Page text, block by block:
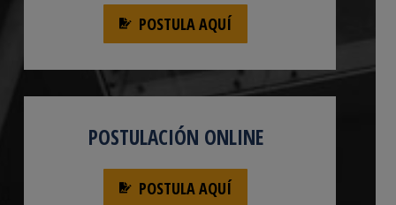
POSTULA AQUÍ
POSTULACIÓN ONLINE
POSTULA AQUÍ